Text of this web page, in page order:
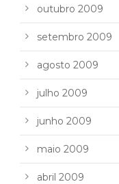
outubro 2009
setembro 2009
agosto 2009
julho 2009
junho 2009
maio 2009
abril 2009